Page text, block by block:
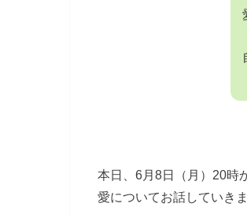
本日、6月8日（月）20時
愛についてお話していき